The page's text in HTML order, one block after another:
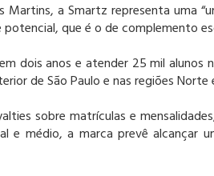
Martins, a Smartz representa uma
que é o de complemento
dois anos e atender 25 mil alunos
de São Paulo e nas regiões Norte
sobre matrículas e
e médio, a marca prevê